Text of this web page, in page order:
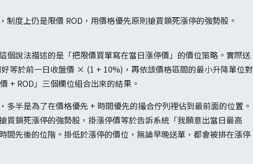
度上仍是限價 ROD，用價格優先原則搶買鎖死漲停的強勢股。
個說法描述的是「把限價買單寫在當日漲停價」的價位策略。實際送
等於前一日收盤價 × (1 + 10%)，再依該價格區間的最小升降單位對
+ ROD」三個欄位組合出來的結果。
半是為了在價格優先 + 時間優先的撮合佇列裡佔到最前面的位置。
買鎖死漲停的強勢股，掛漲停價等於告訴系統「我願意出當日最高
間先後的位階。掛低於漲停的價位，無論早晚送單，都會被排在漲停